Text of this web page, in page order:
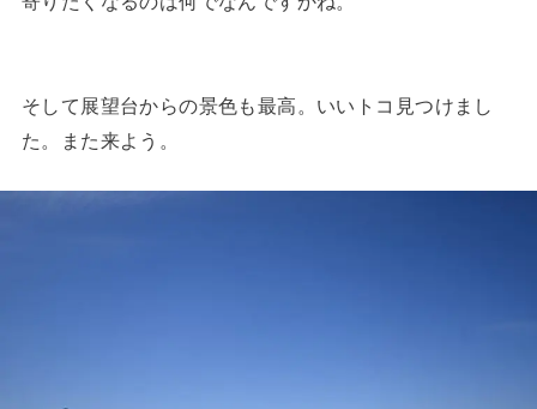
そして展望台からの景色も最高。いいトコ見つけまし
た。また来よう。